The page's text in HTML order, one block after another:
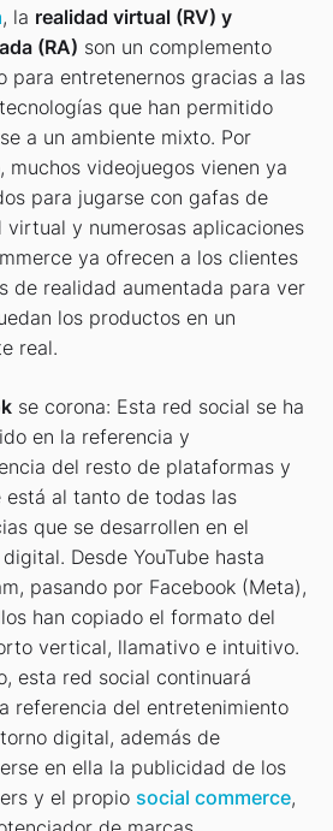
, la realidad virtual (RV) y
(RA) son un complemento
para entretenernos gracias a las
que han permitido
a un ambiente mixto. Por
muchos videojuegos vienen ya
para jugarse con gafas de
virtual y numerosas aplicaciones
ya ofrecen a los clientes
de realidad aumentada para ver
los productos en un
real.
se corona: Esta red social se ha
en la referencia y
del resto de plataformas y
está al tanto de todas las
que se desarrollen en el
Desde YouTube hasta
pasando por Facebook (Meta),
han copiado el formato del
vertical, llamativo e intuitivo.
esta red social continuará
referencia del entretenimiento
digital, además de
en ella la publicidad de los
y el propio social commerce,